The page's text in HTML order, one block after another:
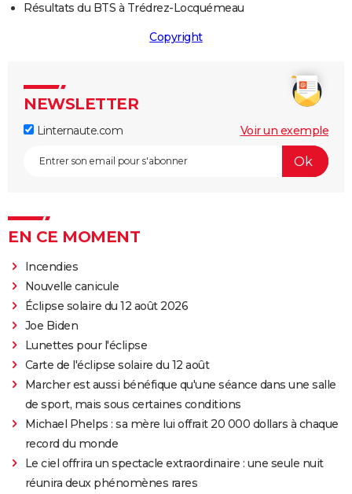
Résultats du BTS à Trédrez-Locquémeau
Copyright
NEWSLETTER
Linternaute.com Voir un exemple
EN CE MOMENT
Incendies
Nouvelle canicule
Éclipse solaire du 12 août 2026
Joe Biden
Lunettes pour l'éclipse
Carte de l'éclipse solaire du 12 août
Marcher est aussi bénéfique qu'une séance dans une salle
de sport, mais sous certaines conditions
Michael Phelps : sa mère lui offrait 20 000 dollars à chaque
record du monde
Le ciel offrira un spectacle extraordinaire : une seule nuit
réunira deux phénomènes rares